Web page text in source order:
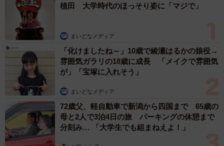
ビのキャビテーション音（※テッポウエビが自身の２枚の
ハサミを噛みあわせる際に出るプラズマ衝撃波から生じる
音）がカチカチパチパチ聞こえてきておもしろいですよ。
――幼体はこの後、どうしましたか？
観察後は海に返しました。以前、モンハナシャコを飼育し
ていておもしろかったため、モンハナシャコだったら持ち
帰って飼育していたと思います。モンハナシャコの繁殖生
態に興味があります。
植田 大学時代のほっそり姿に「マジで」
まいどなメディア
「化けましたね～」10歳で綾瀬はるかの娘役→
雰囲気ガラリの18歳に成長 「メイクで雰囲気
が」「宝塚に入れそう」
まいどなメディア
72歳父、軽自動車で新潟から四国まで 65歳の
母と2人で3泊4日の旅 パーキングの休憩まで
分刻み… 「大学生でも組まねえよ！」